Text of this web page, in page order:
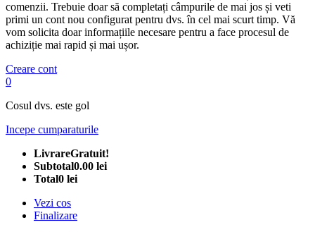
comenzii. Trebuie doar să completați câmpurile de mai jos și veti
primi un cont nou configurat pentru dvs. în cel mai scurt timp. Vă
vom solicita doar informațiile necesare pentru a face procesul de
achiziție mai rapid și mai ușor.
Creare cont
0
Cosul dvs. este gol
Incepe cumparaturile
LivrareGratuit!
Subtotal0.00 lei
Total0 lei
Vezi cos
Finalizare